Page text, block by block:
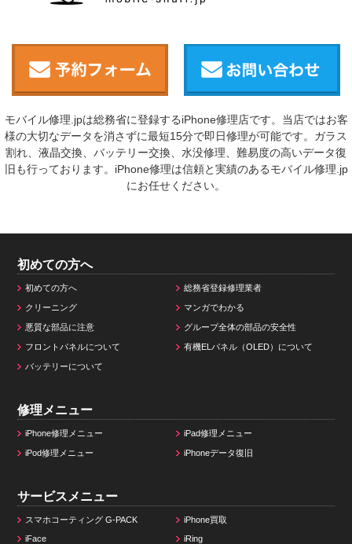
モバイル修理.jpは総務省に登録するiPhone修理店です。当店ではお客
様の大切なデータを消さずに最短15分で即日修理が可能です。ガラス
割れ、液晶交換、バッテリー交換、水没修理、難易度の高いデータ復
旧も行っております。iPhone修理は信頼と実績のあるモバイル修理.jp
にお任せください。
初めての方へ
初めての方へ 総務省登録修理業者
クリーニング マンガでわかる
悪質な部品に注意 グループ全体の部品の安全性
フロントパネルについて 有機ELパネル（OLED）について
バッテリーについて
修理メニュー
iPhone修理メニュー iPad修理メニュー
iPod修理メニュー iPhoneデータ復旧
サービスメニュー
スマホコーティング G-PACK
iPhone買取
iFace
iRing